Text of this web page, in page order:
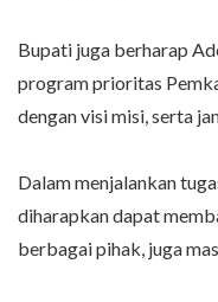
Bupati juga berharap
program prioritas
dengan visi misi, serta
Dalam menjalankan
diharapkan dapat
berbagai pihak, juga